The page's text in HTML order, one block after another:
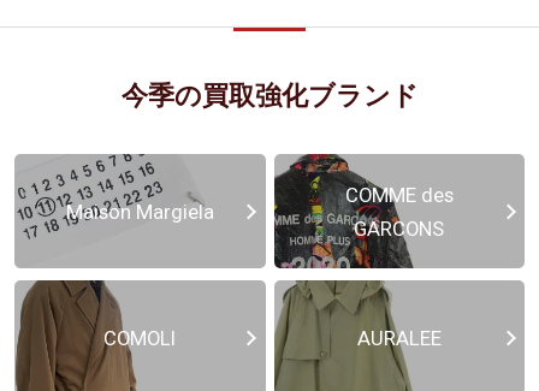
今季の買取強化ブランド
Maison Margiela
COMME des
GARCONS
COMOLI AURALEE